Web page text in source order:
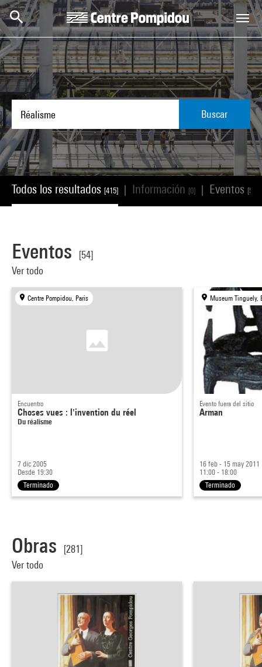
Skip to main content
Centre Pompidou
Buscar
Todos los resultados [415] Información [0] Eventos [54]
Eventos
[54]
Ver todo
Centre Pompidou, Paris
Encuentro
Choses vues : l'invention du réel
Du réalisme
7 dic 2005
Desde 19:30
Terminado
Museum Tinguely,
Evento fuera del sitio
Arman
16 feb - 15 may 2011
11:00 - 18:00
Terminado
Obras
[281]
Ver todo